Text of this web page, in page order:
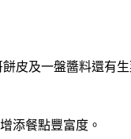
皮及一盤醬料還有
添餐點豐富度。